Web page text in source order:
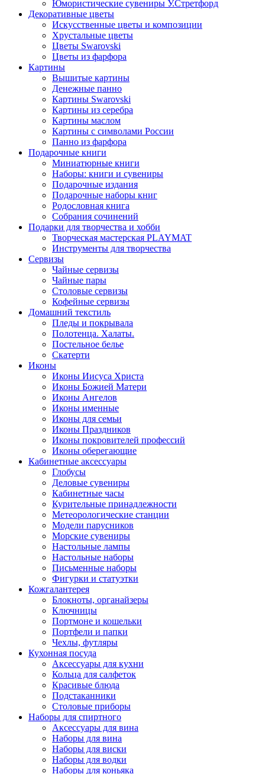
Юмористические сувениры У.Стретфорд
Декоративные цветы
Искусственные цветы и композиции
Хрустальные цветы
Цветы Swarovski
Цветы из фарфора
Картины
Вышитые картины
Денежные панно
Картины Swarovski
Картины из серебра
Картины маслом
Картины с символами России
Панно из фарфора
Подарочные книги
Миниатюрные книги
Наборы: книги и сувениры
Подарочные издания
Подарочные наборы книг
Родословная книга
Собрания сочинений
Подарки для творчества и хобби
Творческая мастерская PLAYMAT
Инструменты для творчества
Cервизы
Чайные сервизы
Чайные пары
Столовые сервизы
Кофейные сервизы
Домашний текстиль
Пледы и покрывала
Полотенца. Халаты.
Постельное белье
Скатерти
Иконы
Иконы Иисуса Христа
Иконы Божией Матери
Иконы Ангелов
Иконы именные
Иконы для семьи
Иконы Праздников
Иконы покровителей профессий
Иконы оберегающие
Кабинетные аксессуары
Глобусы
Деловые сувениры
Кабинетные часы
Курительные принадлежности
Метеорологические станции
Модели парусников
Морские сувениры
Настольные лампы
Настольные наборы
Письменные наборы
Фигурки и статуэтки
Кожгалантерея
Блокноты, органайзеры
Ключницы
Портмоне и кошельки
Портфели и папки
Чехлы, футляры
Кухонная посуда
Аксессуары для кухни
Кольца для салфеток
Красивые блюда
Подстаканники
Столовые приборы
Наборы для спиртного
Аксессуары для вина
Наборы для вина
Наборы для виски
Наборы для водки
Наборы для коньяка